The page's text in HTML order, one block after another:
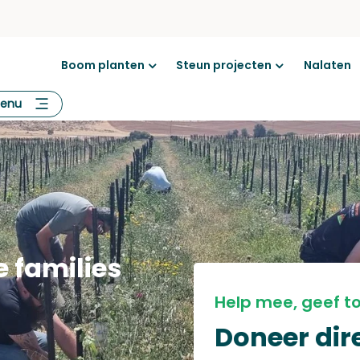
Boom planten Steun projecten Nalaten
families
Help mee, geef
Doneer